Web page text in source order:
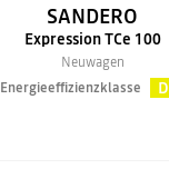
SANDERO
Expression TCe 100
Neuwagen
Energieeffizienzklasse
D